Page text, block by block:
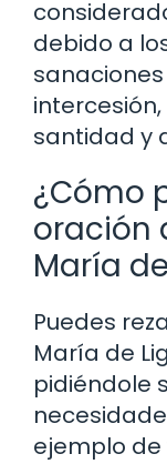
debido a
santidad y
¿Cómo
oración
María
Puedes
María de
pidiéndole
ejemplo de